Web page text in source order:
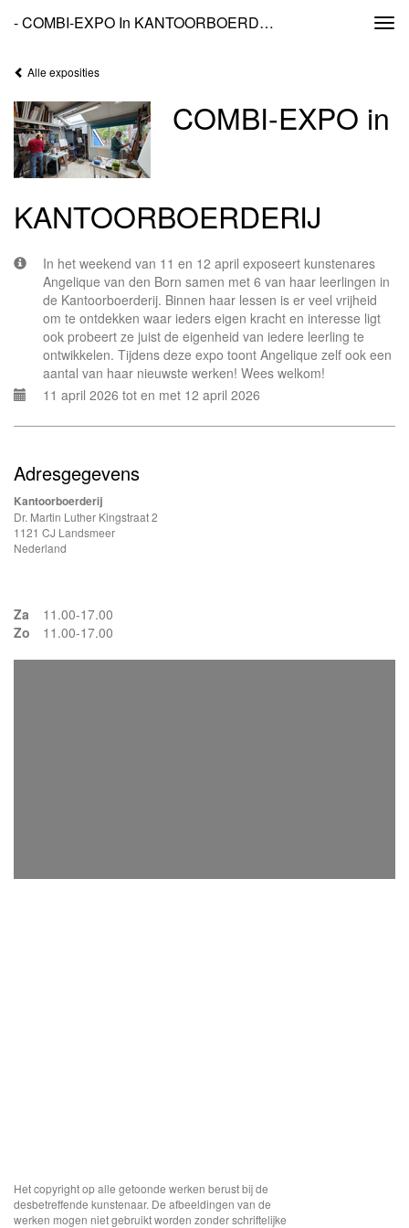
- COMBI-EXPO In KANTOORBOERDERIJ
Alle exposities
COMBI-EXPO in
KANTOORBOERDERIJ
In het weekend van 11 en 12 april exposeert kunstenares
Angelique van den Born samen met 6 van haar leerlingen in
de Kantoorboerderij. Binnen haar lessen is er veel vrijheid
om te ontdekken waar ieders eigen kracht en interesse ligt
ook probeert ze juist de eigenheid van iedere leerling te
ontwikkelen. Tijdens deze expo toont Angelique zelf ook een
aantal van haar nieuwste werken! Wees welkom!
11 april 2026 tot en met 12 april 2026
Adresgegevens
Kantoorboerderij
Dr. Martin Luther Kingstraat 2
1121 CJ Landsmeer
Nederland
Za
11.00-17.00
Zo
11.00-17.00
Het copyright op alle getoonde werken berust bij de
desbetreffende kunstenaar. De afbeeldingen van de
werken mogen niet gebruikt worden zonder schriftelijke